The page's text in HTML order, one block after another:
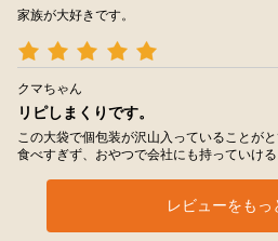
家族が大好きです。
クマちゃん
リピしまくりです。
この大袋で個包装が沢山入っていることがと
食べすぎず、おやつで会社にも持っていける
レビューをもっ